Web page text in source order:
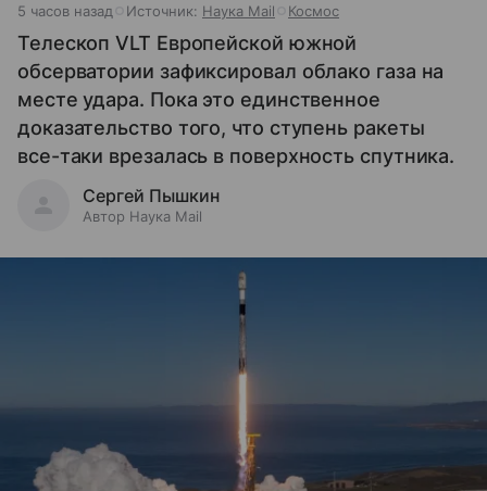
5 часов назад Источник: Наука Mail Космос
Телескоп VLT Европейской южной
обсерватории зафиксировал облако газа на
месте удара. Пока это единственное
доказательство того, что ступень ракеты
все-таки врезалась в поверхность спутника.
Сергей Пышкин
Автор Наука Mail